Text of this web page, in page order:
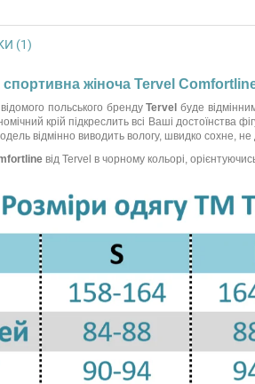
(1)
жіноча Tervel
відомого польського брендуTervelбуде
крій підкреслить всі Ваші
відмінно виводить вологу, швидко сохне,
від Tervel в чорному кольорі,